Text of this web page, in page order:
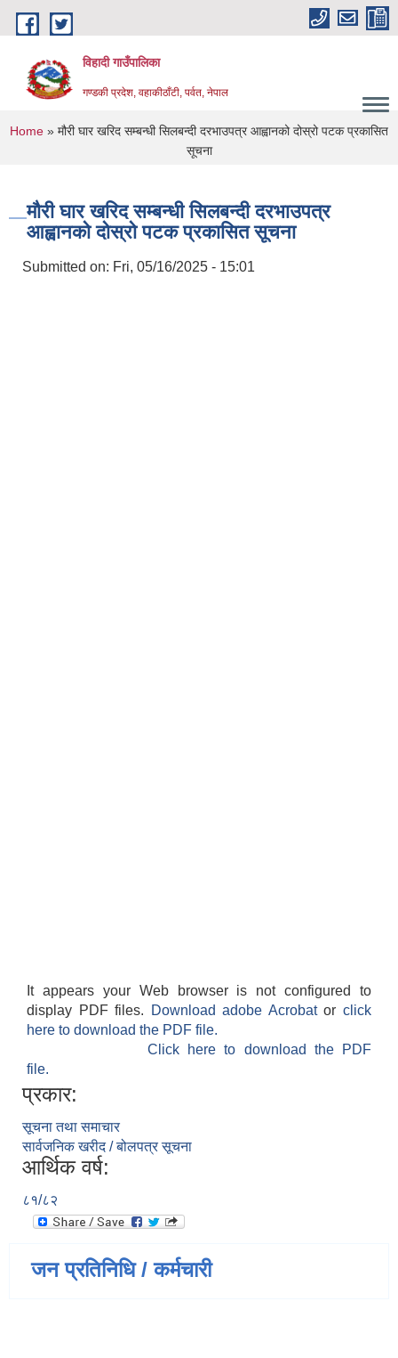
Skip to main content
विहादी गाउँपालिका
गण्डकी प्रदेश, वहाकीठाँटी, पर्वत, नेपाल
You are here
Home » मौरी घार खरिद सम्बन्धी सिलबन्दी दरभाउपत्र आह्वानको दोस्रो पटक प्रकासित
सूचना
मौरी घार खरिद सम्बन्धी सिलबन्दी दरभाउपत्र
आह्वानको दोस्रो पटक प्रकासित सूचना
Submitted on: Fri, 05/16/2025 - 15:01
It appears your Web browser is not configured to
display PDF files.
Download adobe Acrobatorclick
here to download the PDF file.
Click here to download the PDF
file.
प्रकार:
सूचना तथा समाचार
सार्वजनिक खरीद / बोलपत्र सूचना
आर्थिक वर्ष:
८१/८२
जन प्रतिनिधि / कर्मचारी